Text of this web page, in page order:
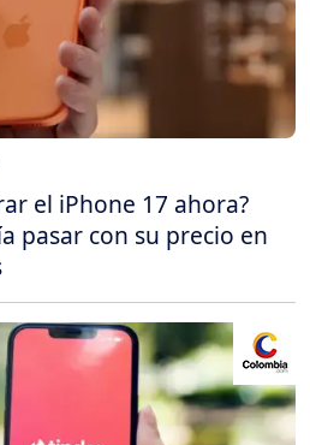
el iPhone 17 ahora?
pasar con su precio en